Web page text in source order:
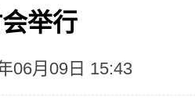
举行
06月09日 15:43